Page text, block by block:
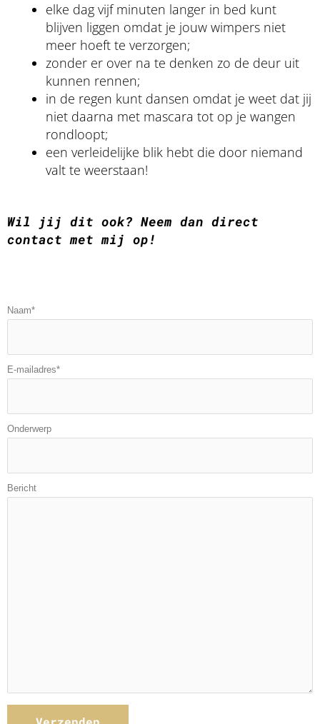
elke dag vijf minuten langer in bed kunt
blijven liggen omdat je jouw wimpers niet
meer hoeft te verzorgen;
zonder er over na te denken zo de deur uit
kunnen rennen;
in de regen kunt dansen omdat je weet dat jij
niet daarna met mascara tot op je wangen
rondloopt;
een verleidelijke blik hebt die door niemand
valt te weerstaan!
Wil jij dit ook? Neem dan direct
contact met mij op!
Naam*
E-mailadres*
Onderwerp
Bericht